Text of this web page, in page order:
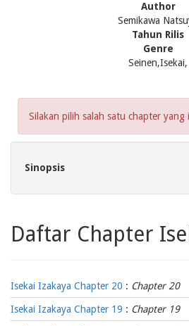
Author
Semikawa
Tahun Rilis
Genre
Seinen,Isekai,
Silakan pilih salah satu chapter
Sinopsis
Daftar Chapter
Isekai Izakaya Chapter 20 : Chapter 20
Isekai Izakaya Chapter 19 : Chapter 19